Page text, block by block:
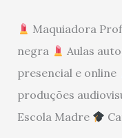
Maquiadora
negra
Aulas
presencial e online
produções
Escola Madre